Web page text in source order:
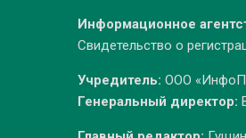
Информационное
Свидетельство о
Учредитель: ООО
Генеральный директор: